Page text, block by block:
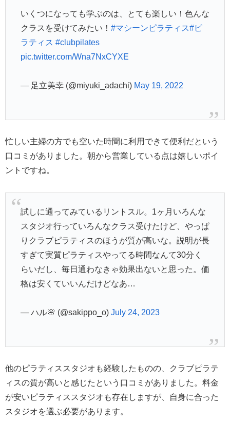
いくつになっても学ぶのは、とても楽しい！色んな
クラスを受けてみたい！ #マシーンピラティス#ピ
ラティス #clubpilates
pic.twitter.com/Wna7NxCYXE
— 足立美幸 (@miyuki_adachi) May 19, 2022
忙しい主婦の方でも空いた時間に利用できて便利だという
口コミがありました。朝から営業している点は嬉しいポイ
ントですね。
試しに通ってみているリントスル。1ヶ月いろんな
スタジオ行っていろんなクラス受けたけど、やっぱ
りクラブピラティスのほうが質が高いな。説明が長
すぎて実質ピラティスやってる時間なんて30分く
らいだし、毎日通わなきゃ効果出ないと思った。価
格は安くていいんだけどなあ…
— ハル🌸 (@sakippo_o) July 24, 2023
他のピラティススタジオも経験したものの、クラブピラテ
ィスの質が高いと感じたという口コミがありました。料金
が安いピラティススタジオも存在しますが、自身に合った
スタジオを選ぶ必要があります。